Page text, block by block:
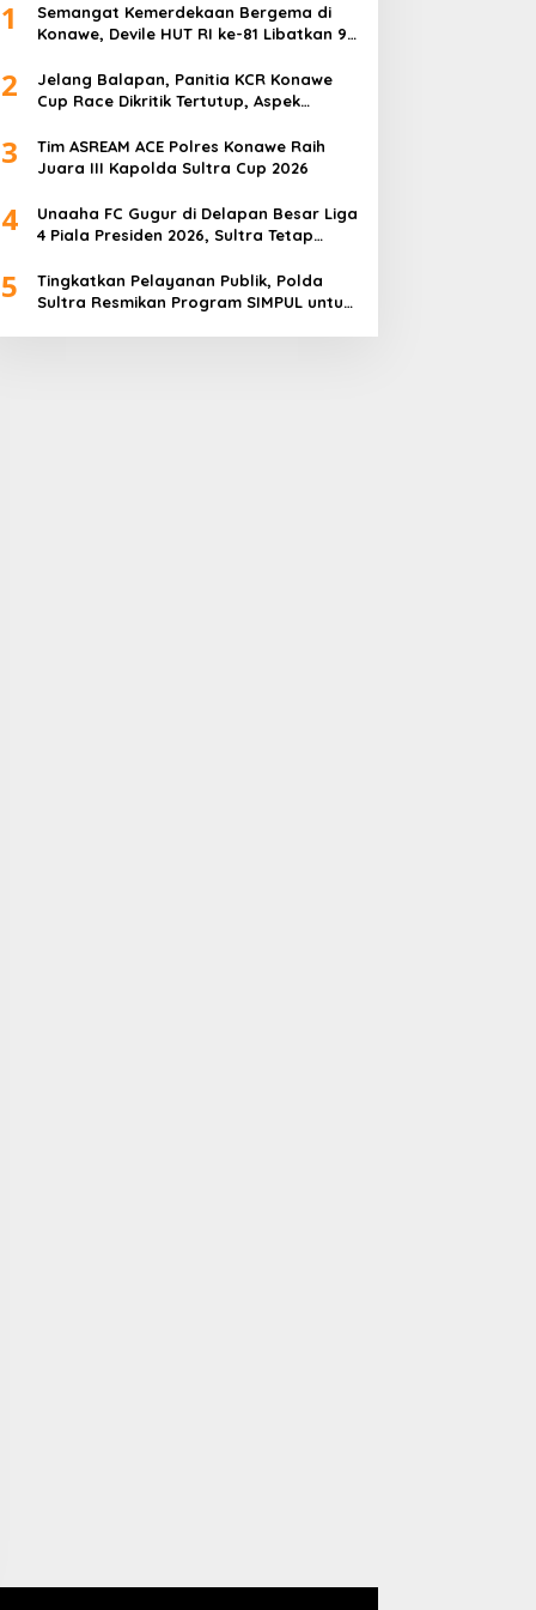
1
Semangat Kemerdekaan Bergema di
Konawe, Devile HUT RI ke-81 Libatkan 98
2
Jelang Balapan, Panitia KCR Konawe
Cup Race Dikritik Tertutup, Aspek
3
Tim ASREAM ACE Polres Konawe Raih
Juara III Kapolda Sultra Cup 2026
4
Unaaha FC Gugur di Delapan Besar Liga
4 Piala Presiden 2026, Sultra Tetap
5
Tingkatkan Pelayanan Publik, Polda
Sultra Resmikan Program SIMPUL untuk